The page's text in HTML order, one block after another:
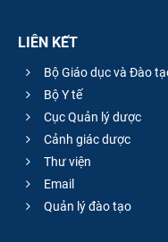
LIÊN KẾT
Bộ Giáo dục và Đào
Bộ Y tế
Cục Quản lý dược
Cảnh giác dược
Thư viện
Email
Quản lý đào tạo